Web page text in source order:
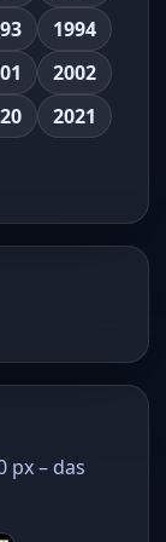
1994
2002
2021
px – das